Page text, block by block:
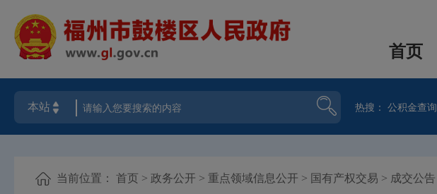
首页
热搜：公积金查询
当前位置： 首页 > 政务公开 > 重点领域信息公开 > 国有产权交易 > 成交公告